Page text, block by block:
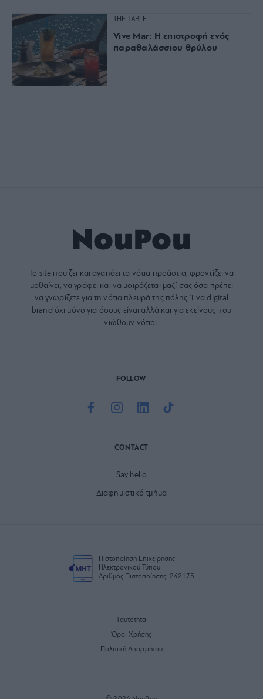
THE TABLE
Vive Mar: Η επιστροφή ενός
παραθαλάσσιου θρύλου
Το site που ζει και αγαπάει τα νότια προάστια, φροντίζει να
μαθαίνει, να γράφει και να μοιράζεται μαζί σας όσα πρέπει
να γνωρίζετε για τη νότια πλευρά της πόλης. Ένα digital
brand όχι μόνο για όσους είναι αλλά και για εκείνους που
νιώθουν νότιοι.
FOLLOW
CONTACT
Say hello
Διαφημιστικό τμήμα
Πιστοποίηση Επιχείρησης
Ηλεκτρονικού Τύπου
Αριθμός Πιστοποίησης: 242175
Ταυτότητα
Όροι Χρήσης
Πολιτική Απορρήτου